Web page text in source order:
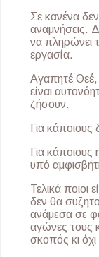
Σε κανένα
αναμνήσεις.
να πληρώνει
εργασία.
Αγαπητέ Θεέ,
είναι
ζήσουν.
Για
Για κάποιους
υπό
Τελικά ποιοι
δεν θα
ανάμεσα σε
αγώνες τους
σκοπός κι